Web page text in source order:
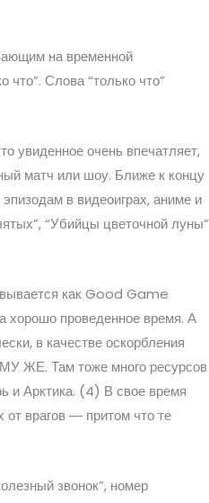
на временной
что”. Слова “только что”
увиденное очень впечатляет,
матч или шоу. Ближе к концу
в видеоиграх, аниме и
“Убийцы цветочной луны”
как Good Game
хорошо проведенное время. А
в качестве оскорбления
ЖЕ. Там тоже много ресурсов
и Арктика. (4) В свое время
от врагов ― притом что те
звонок”, номер